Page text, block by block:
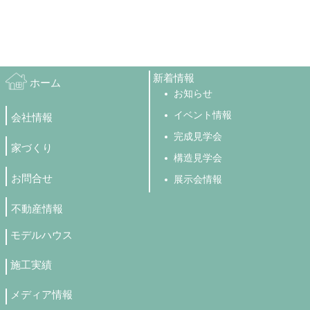
ホーム
会社情報
家づくり
お問合せ
不動産情報
新着情報
お知らせ
イベント情報
完成見学会
構造見学会
展示会情報
モデルハウス
施工実績
メディア情報